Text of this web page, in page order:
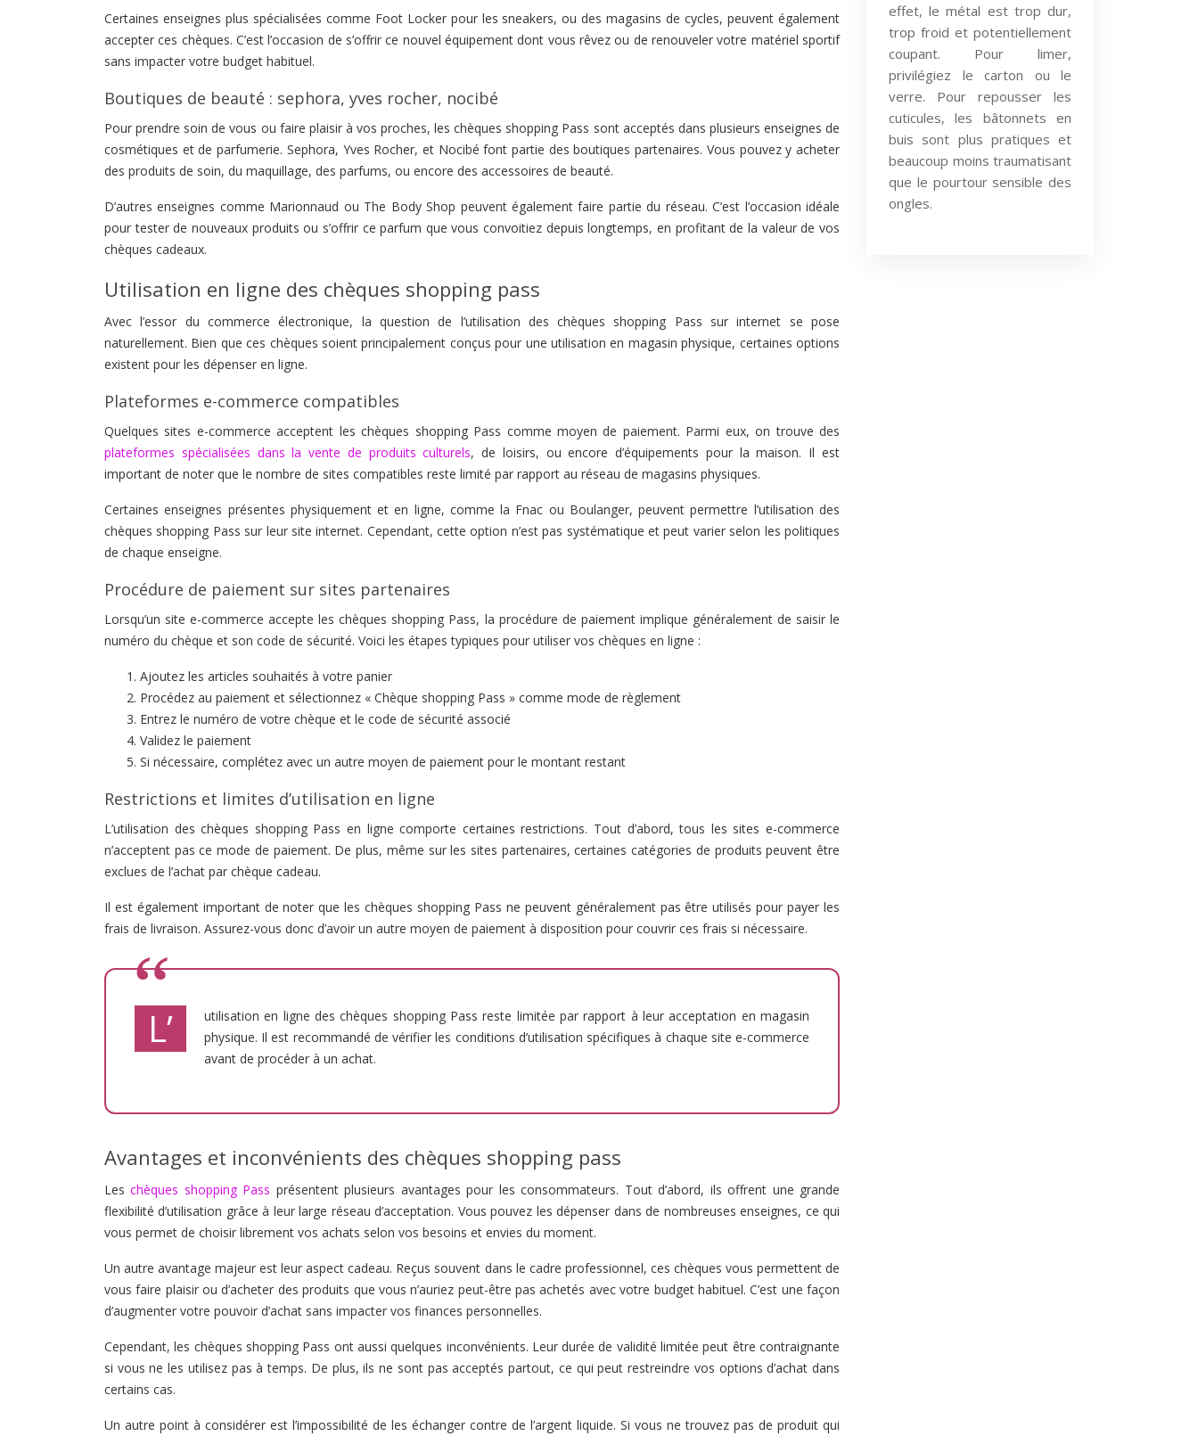
Certaines enseignes plus spécialisées comme Foot Locker pour les sneakers, ou des magasins de cycles, peuvent également
accepter ces chèques. C’est l’occasion de s’offrir ce nouvel équipement dont vous rêvez ou de renouveler votre matériel sportif
sans impacter votre budget habituel.
Boutiques de beauté : sephora, yves rocher, nocibé
Pour prendre soin de vous ou faire plaisir à vos proches, les chèques shopping Pass sont acceptés dans plusieurs enseignes de
cosmétiques et de parfumerie. Sephora, Yves Rocher, et Nocibé font partie des boutiques partenaires. Vous pouvez y acheter
des produits de soin, du maquillage, des parfums, ou encore des accessoires de beauté.
D’autres enseignes comme Marionnaud ou The Body Shop peuvent également faire partie du réseau. C’est l’occasion idéale
pour tester de nouveaux produits ou s’offrir ce parfum que vous convoitiez depuis longtemps, en profitant de la valeur de vos
chèques cadeaux.
Utilisation en ligne des chèques shopping pass
Avec l’essor du commerce électronique, la question de l’utilisation des chèques shopping Pass sur internet se pose
naturellement. Bien que ces chèques soient principalement conçus pour une utilisation en magasin physique, certaines options
existent pour les dépenser en ligne.
Plateformes e-commerce compatibles
Quelques sites e-commerce acceptent les chèques shopping Pass comme moyen de paiement. Parmi eux, on trouve des
plateformes spécialisées dans la vente de produits culturels, de loisirs, ou encore d’équipements pour la maison. Il est
important de noter que le nombre de sites compatibles reste limité par rapport au réseau de magasins physiques.
Certaines enseignes présentes physiquement et en ligne, comme la Fnac ou Boulanger, peuvent permettre l’utilisation des
chèques shopping Pass sur leur site internet. Cependant, cette option n’est pas systématique et peut varier selon les politiques
de chaque enseigne.
Procédure de paiement sur sites partenaires
Lorsqu’un site e-commerce accepte les chèques shopping Pass, la procédure de paiement implique généralement de saisir le
numéro du chèque et son code de sécurité. Voici les étapes typiques pour utiliser vos chèques en ligne :
Ajoutez les articles souhaités à votre panier
Procédez au paiement et sélectionnez « Chèque shopping Pass » comme mode de règlement
Entrez le numéro de votre chèque et le code de sécurité associé
Validez le paiement
Si nécessaire, complétez avec un autre moyen de paiement pour le montant restant
Restrictions et limites d’utilisation en ligne
L’utilisation des chèques shopping Pass en ligne comporte certaines restrictions. Tout d’abord, tous les sites e-commerce
n’acceptent pas ce mode de paiement. De plus, même sur les sites partenaires, certaines catégories de produits peuvent être
exclues de l’achat par chèque cadeau.
Il est également important de noter que les chèques shopping Pass ne peuvent généralement pas être utilisés pour payer les
frais de livraison. Assurez-vous donc d’avoir un autre moyen de paiement à disposition pour couvrir ces frais si nécessaire.
L’
utilisation en ligne des chèques shopping Pass reste limitée par rapport à leur acceptation en magasin
physique. Il est recommandé de vérifier les conditions d’utilisation spécifiques à chaque site e-commerce
avant de procéder à un achat.
Avantages et inconvénients des chèques shopping pass
Leschèques shopping Pass présentent plusieurs avantages pour les consommateurs. Tout d’abord, ils offrent une grande
flexibilité d’utilisation grâce à leur large réseau d’acceptation. Vous pouvez les dépenser dans de nombreuses enseignes, ce qui
vous permet de choisir librement vos achats selon vos besoins et envies du moment.
Un autre avantage majeur est leur aspect cadeau. Reçus souvent dans le cadre professionnel, ces chèques vous permettent de
vous faire plaisir ou d’acheter des produits que vous n’auriez peut-être pas achetés avec votre budget habituel. C’est une façon
d’augmenter votre pouvoir d’achat sans impacter vos finances personnelles.
Cependant, les chèques shopping Pass ont aussi quelques inconvénients. Leur durée de validité limitée peut être contraignante
si vous ne les utilisez pas à temps. De plus, ils ne sont pas acceptés partout, ce qui peut restreindre vos options d’achat dans
certains cas.
Un autre point à considérer est l’impossibilité de les échanger contre de l’argent liquide. Si vous ne trouvez pas de produit qui
effet, le métal est trop dur,
trop froid et potentiellement
coupant. Pour limer,
privilégiez le carton ou le
verre. Pour repousser les
cuticules, les bâtonnets en
buis sont plus pratiques et
beaucoup moins traumatisant
que le pourtour sensible des
ongles.